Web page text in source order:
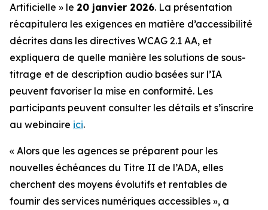
Artificielle » le 20 janvier 2026. La présentation
récapitulera les exigences en matière d’accessibilité
décrites dans les directives WCAG 2.1 AA, et
expliquera de quelle manière les solutions de sous-
titrage et de description audio basées sur l’IA
peuvent favoriser la mise en conformité. Les
participants peuvent consulter les détails et s’inscrire
au webinaire ici.
« Alors que les agences se préparent pour les
nouvelles échéances du Titre II de l’ADA, elles
cherchent des moyens évolutifs et rentables de
fournir des services numériques accessibles », a